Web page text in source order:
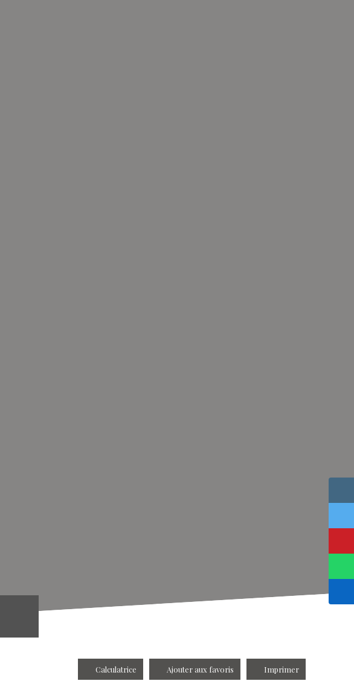
Calculatrice Ajouter aux favoris Imprimer